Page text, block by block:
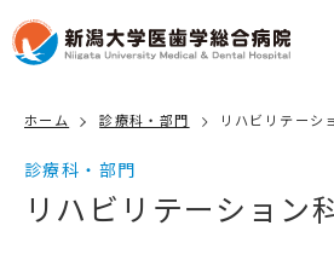
ホーム 診療科・部門 リハビリテーシ
診療科・部門
リハビリテーション